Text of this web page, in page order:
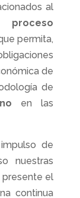
al
proceso
permita,
de
de
en las
de
nuestras
presente el
continua